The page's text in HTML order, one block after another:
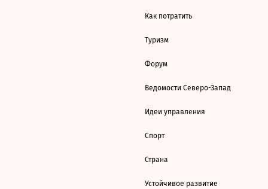
Как потратить
Туризм
Форум
Ведомости Северо-Запад
Идеи управления
Спорт
Страна
Устойчивое развитие